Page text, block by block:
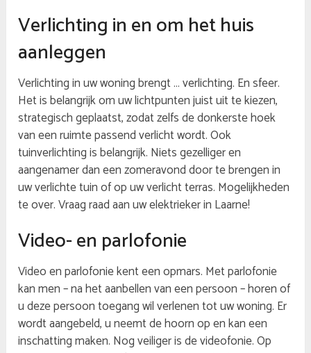
Verlichting in en om het huis
aanleggen
Verlichting in uw woning brengt … verlichting. En sfeer.
Het is belangrijk om uw lichtpunten juist uit te kiezen,
strategisch geplaatst, zodat zelfs de donkerste hoek
van een ruimte passend verlicht wordt. Ook
tuinverlichting is belangrijk. Niets gezelliger en
aangenamer dan een zomeravond door te brengen in
uw verlichte tuin of op uw verlicht terras. Mogelijkheden
te over. Vraag raad aan uw elektrieker in Laarne!
Video- en parlofonie
Video en parlofonie kent een opmars. Met parlofonie
kan men – na het aanbellen van een persoon – horen of
u deze persoon toegang wil verlenen tot uw woning. Er
wordt aangebeld, u neemt de hoorn op en kan een
inschatting maken. Nog veiliger is de videofonie. Op